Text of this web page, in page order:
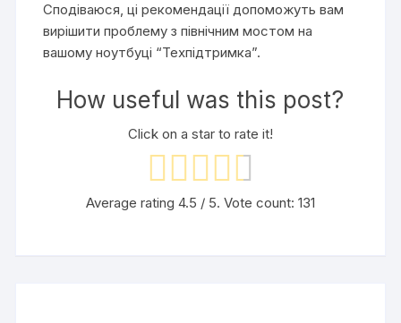
Сподіваюся, ці рекомендації допоможуть вам
вирішити проблему з північним мостом на
вашому ноутбуці “Техпідтримка”.
How useful was this post?
Click on a star to rate it!
Average rating 4.5 / 5. Vote count: 131